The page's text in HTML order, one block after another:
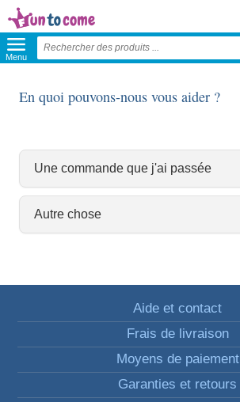
Menu
En quoi pouvons-nous vous aider ?
Une commande que j'ai passée
Autre chose
Aide et contact
Frais de livraison
Moyens de paiement
Garanties et retours